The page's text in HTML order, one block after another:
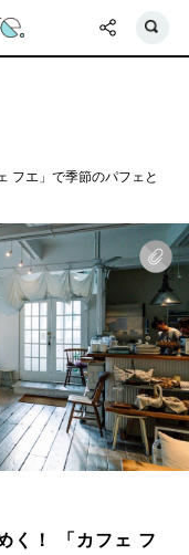
フエ」で季節のパフェと
く！ 「カフェ フ